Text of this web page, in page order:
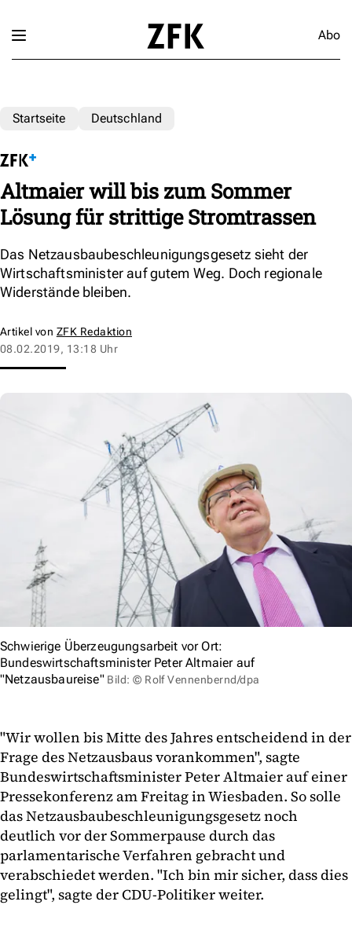
Abo
Startseite Deutschland
Altmaier will bis zum Sommer
Lösung für strittige Stromtrassen
Das Netzausbaubeschleunigungsgesetz sieht der
Wirtschaftsminister auf gutem Weg. Doch regionale
Widerstände bleiben.
Artikel von ZFK Redaktion
08.02.2019, 13:18 Uhr
Schwierige Überzeugungsarbeit vor Ort:
Bundeswirtschaftsminister Peter Altmaier auf
"Netzausbaureise" Bild: © Rolf Vennenbernd/dpa
"Wir wollen bis Mitte des Jahres entscheidend in der
Frage des Netzausbaus vorankommen", sagte
Bundeswirtschaftsminister Peter Altmaier auf einer
Pressekonferenz am Freitag in Wiesbaden. So solle
das Netzausbaubeschleunigungsgesetz noch
deutlich vor der Sommerpause durch das
parlamentarische Verfahren gebracht und
verabschiedet werden. "Ich bin mir sicher, dass dies
gelingt", sagte der CDU-Politiker weiter.